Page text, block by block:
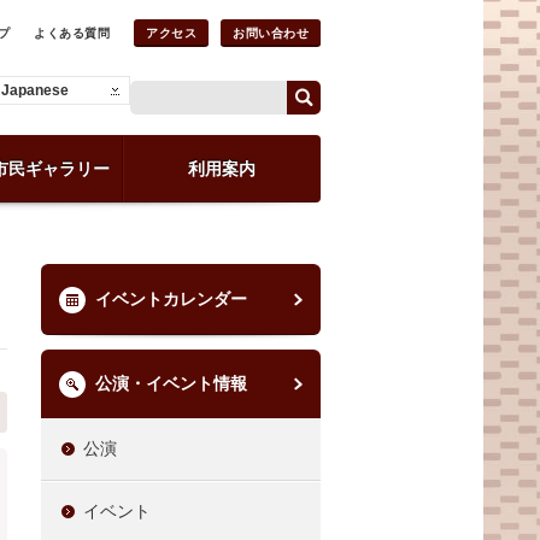
よくある質問 アクセス お問い合わせ
Japanese
民ギャラリー 利用案内
イベントカレンダー
公演・イベント情報
公演
イベント